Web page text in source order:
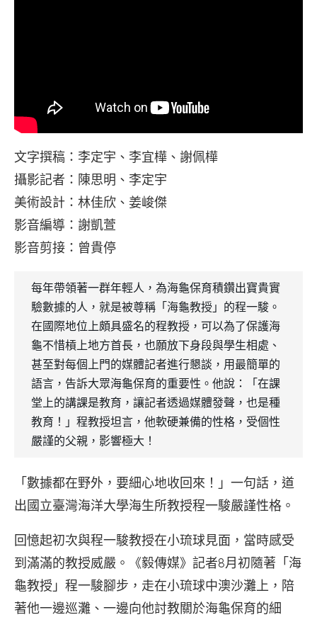
文字撰稿：李定宇、李宜樺、謝佩樺
攝影記者：陳思明、李定宇
美術設計：林佳欣、姜峻傑
影音編導：謝凱萱
影音剪接：曾貴停
每年帶領著一群年輕人，為海龜保育積鑽出寶貴實
驗數據的人，就是被尊稱「海龜教授」的程一駿。
在國際地位上頗具盛名的程教授，可以為了保護海
龜不惜槓上地方首長，也願放下身段與學生相處、
甚至對每個上門的媒體記者進行懇談，用最簡單的
語言，告訴大眾海龜保育的重要性。他說：「在課
堂上的講課是教育，讓記者透過媒體發聲，也是種
教育！」程教授坦言，他軟硬兼備的性格，受個性
嚴謹的父親，影響極大！
「數據都在野外，要細心地收回來！」一句話，道
出國立臺灣海洋大學海生所教授程一駿嚴謹性格。
回憶起初次與程一駿教授在小琉球見面，當時感受
到滿滿的教授威嚴。《毅傳媒》記者8月初隨著「海
龜教授」程一駿腳步，走在小琉球中澳沙灘上，陪
著他一邊巡灘、一邊向他討教關於海龜保育的細